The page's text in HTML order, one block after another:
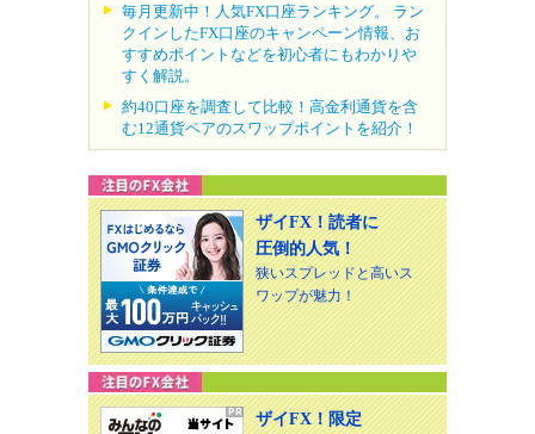
毎月更新中！人気FX口座ランキング。 ラン
クインしたFX口座のキャンペーン情報、お
すすめポイントなどを初心者にもわかりや
すく解説。
約40口座を調査して比較！高金利通貨を含
む12通貨ペアのスワップポイントを紹介！
ザイFX！読者に
圧倒的人気！
狭いスプレッドと高いス
ワップが魅力！
ザイFX！限定